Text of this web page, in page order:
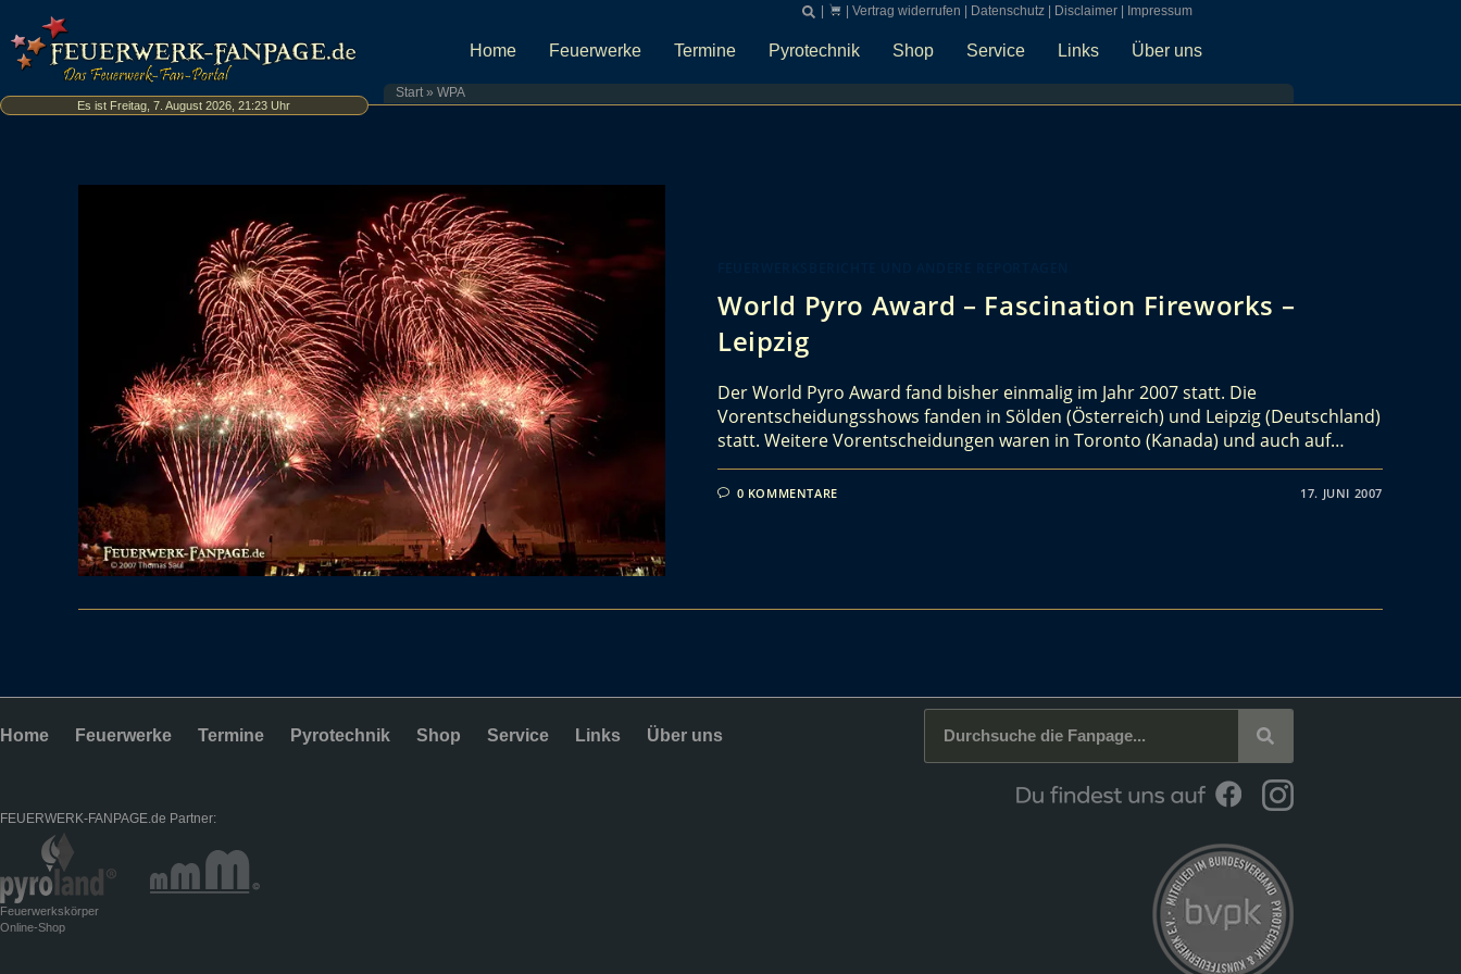
Es ist Freitag, 7. August 2026, 21:23 Uhr
Vertrag widerrufen Datenschutz| Disclaimer| Impressum
Home Feuerwerke Termine Pyrotechnik Shop Service Links Über uns
Start» WPA
World Pyro Award – Fascination Fireworks –
Leipzig
Der World Pyro Award fand bisher einmalig im Jahr 2007 statt. Die
Vorentscheidungsshows fanden in Sölden (Österreich) und Leipzig (Deutschland)
statt. Weitere Vorentscheidungen waren in Toronto (Kanada) und auch auf…
0 KOMMENTARE 17. JUNI 2007
Home Feuerwerke Termine Pyrotechnik Shop Service Links Über uns
FEUERWERK-FANPAGE.de Partner:
Feuerwerkskörper
Online-Shop